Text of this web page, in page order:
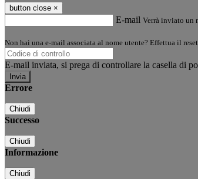
button close ×
E-mail Verrà inviato un
Non hai una e-mail associata al nome utente? Effettua il
E-mail inviata, si prega di controllare la casella di
Errore
Chiudi
Successo
Chiudi
Informazione
Chiudi